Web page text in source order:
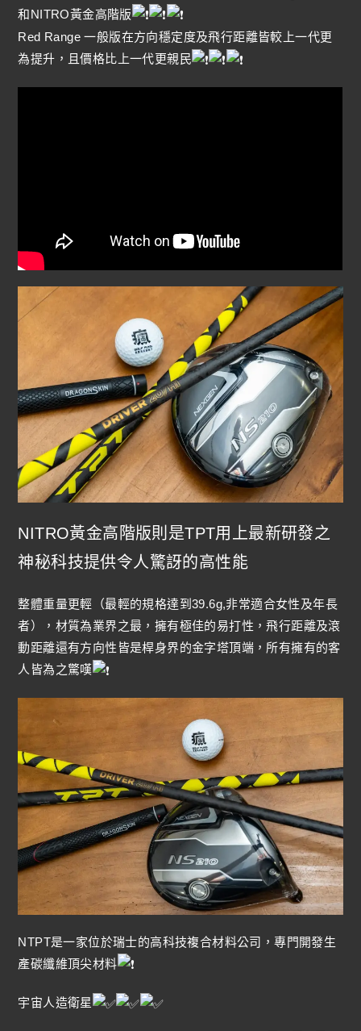
和NITRO黃金高階版
Red Range 一般版在方向穩定度及飛行距離皆較上一代更
為提升，且價格比上一代更親民
NITRO黃金高階版則是TPT用上最新研發之
神秘科技提供令人驚訝的高性能
整體重量更輕（最輕的規格達到39.6g,非常適合女性及年長
者），材質為業界之最，擁有極佳的易打性，飛行距離及滾
動距離還有方向性皆是桿身界的金字塔頂端，所有擁有的客
人皆為之驚嘆
NTPT是一家位於瑞士的高科技複合材料公司，專門開發生
產碳纖維頂尖材料
宇宙人造衛星